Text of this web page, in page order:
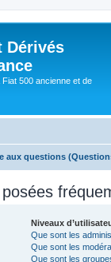
Dérivés
Fiat 500 ancienne et de
aux questions
Niveaux
Que sont les
Que sont les
Que sont les